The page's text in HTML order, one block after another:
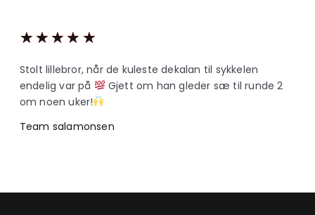
★ ★ ★ ★ ★
Stolt lillebror, når de kuleste dekalan til sykkelen
endelig var på
Gjett om han gleder sæ til runde 2
om noen uker!
Team salamonsen